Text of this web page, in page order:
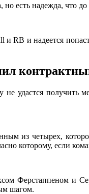
есть надежда, что
RB и надеется
удастся
из четырех,
которому, если
Ферстаппеном и
шагом.